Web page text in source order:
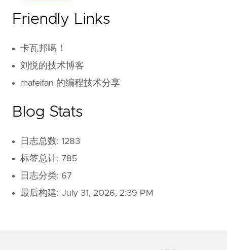
Friendly Links
卡瓦邦噶！
刘悦的技术博客
mafeifan 的编程技术分享
Blog Stats
日志总数: 1283
标签总计: 785
日志分类: 67
最后构建: July 31, 2026, 2:39 PM